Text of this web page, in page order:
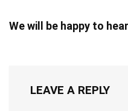
We will be happy to
LEAVE A REPLY